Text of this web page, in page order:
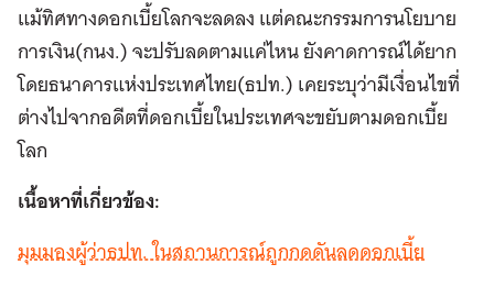
แม้ทิศทางดอกเบี้ยโลกจะลดลง แต่คณะกรรมการนโยบาย
การเงิน(กนง.) จะปรับลดตามแค่ไหน ยังคาดการณ์ได้ยาก
โดยธนาคารแห่งประเทศไทย(ธปท.) เคยระบุว่ามีเงื่อนไขที่
ต่างไปจากอดีตที่ดอกเบี้ยในประเทศจะขยับตามดอกเบี้ย
โลก
เนื้อหาที่เกี่ยวข้อง:
มุมมองผู้ว่าธปท. ในสถานการณ์ถูกกดดันลดดอกเบี้ย